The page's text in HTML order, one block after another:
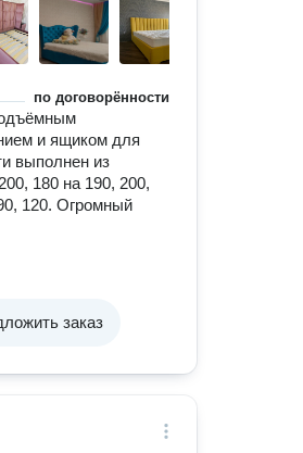
по договорённости
и ящиком для
выполнен из
180 на 190, 200,
120. Огромный
заказ